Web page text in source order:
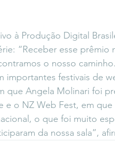
à Produção Digital
“Receber esse prêmio
o nosso
festivais de
que Angela Molinari foi
e o NZ Web Fest, em
o que foi muito
da nossa sala”,